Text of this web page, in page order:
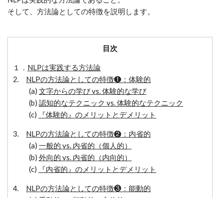
そして、方法論としての特徴を説明します。
目次
１． NLPは実践する方法論
2. NLPの方法論としての特徴❶：体験的
(a) 文字からの学び vs. 体験的な学び
(b) 認知的なテクニック vs. 体験的なテクニック
(c)
『体験的』のメリットとデメリット
3. NLPの方法論としての特徴❷：内省的
(a) 一般的 vs. 内省的（個人的）
(b) 外向的 vs. 内省的（内向的）
(c)
『内省的』のメリットとデメリット
4. NLPの方法論としての特徴❸：能動的